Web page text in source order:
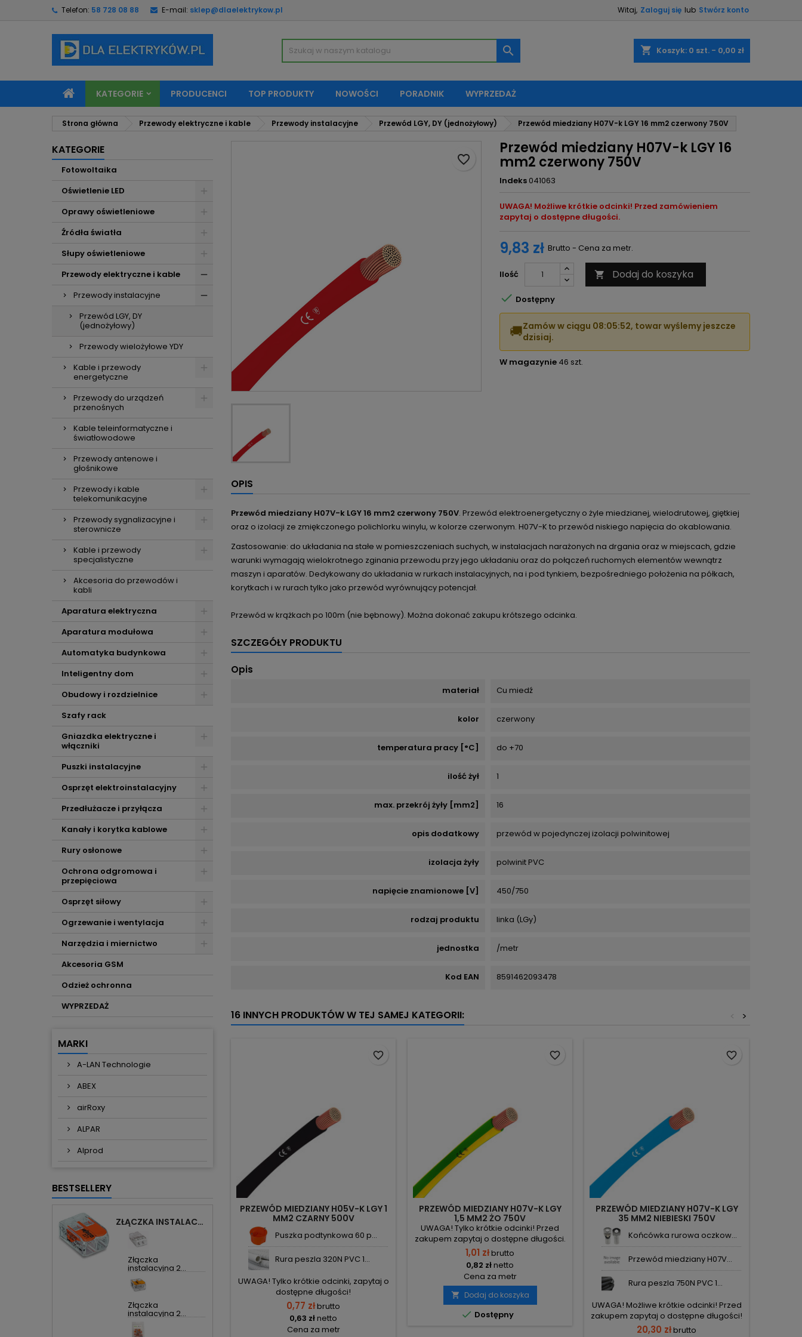
Telefon: 58 728 08 88 E-mail: sklep@dlaelektrykow.pl Witaj, Zaloguj się lub Stwórz konto
shopping_cart Koszyk: 0 szt. - 0,00 zł

KATEGORIE PRODUCENCI TOP PRODUKTY NOWOŚCI PORADNIK WYPRZEDAŻ
Strona główna Przewody elektryczne i kable Przewody instalacyjne Przewód LGY, DY (jednożyłowy) Przewód miedziany H07V-k LGY 16 mm2 czerwony 750V
KATEGORIE
Fotowoltaika
Oświetlenie LED
Oprawy oświetleniowe
Źródła światła
Słupy oświetleniowe
Przewody elektryczne i kable
Przewody instalacyjne
Przewód LGY, DY
(jednożyłowy)
Przewody wielożyłowe YDY
Kable i przewody
energetyczne
Przewody do urządzeń
przenośnych
Kable teleinformatyczne i
światłowodowe
Przewody antenowe i
głośnikowe
Przewody i kable
telekomunikacyjne
Przewody sygnalizacyjne i
sterownicze
Kable i przewody
specjalistyczne
Akcesoria do przewodów i
kabli
Aparatura elektryczna
Aparatura modułowa
Automatyka budynkowa
Inteligentny dom
Obudowy i rozdzielnice
Szafy rack
Gniazdka elektryczne i
włączniki
Puszki instalacyjne
Osprzęt elektroinstalacyjny
Przedłużacze i przyłącza
Kanały i korytka kablowe
Rury osłonowe
Ochrona odgromowa i
przepięciowa
Osprzęt siłowy
Ogrzewanie i wentylacja
Narzędzia i miernictwo
Akcesoria GSM
Odzież ochronna
WYPRZEDAŻ
MARKI
A-LAN Technologie
ABEX
airRoxy
ALPAR
Alprod
BESTSELLERY
ZŁĄCZKA INSTALACYJNA 2X UNIWERSALNA COMPACT 221-412 WAGO
Złączka
instalacyjna 2...
Złączka
instalacyjna 2...
Przewód miedziany H07V-k LGY 16
mm2 czerwony 750V
Indeks 041063
UWAGA! Możliwe krótkie odcinki! Przed zamówieniem
zapytaj o dostępne długości.
9,83 zł Brutto - Cena za metr.
Ilość  Dodaj do koszyka
favorite_border
 Dostępny
🚚Zamów w ciągu 08:05:51, towar wyślemy jeszcze
dzisiaj.
W magazynie 46 szt.
OPIS
Przewód miedziany H07V-k LGY 16 mm2 czerwony 750V. Przewód elektroenergetyczny o żyle miedzianej, wielodrutowej, giętkiej
oraz o izolacji ze zmiękczonego polichlorku winylu, w kolorze czerwonym. H07V-K to przewód niskiego napięcia do okablowania.
Zastosowanie: do układania na stałe w pomieszczeniach suchych, w instalacjach narażonych na drgania oraz w miejscach, gdzie
warunki wymagają wielokrotnego zginania przewodu przy jego układaniu oraz do połączeń ruchomych elementów wewnątrz
maszyn i aparatów. Dedykowany do układania w rurkach instalacyjnych, na i pod tynkiem, bezpośredniego położenia na półkach,
korytkach i w rurach tylko jako przewód wyrównujący potencjał.
Przewód w krążkach po 100m (nie bębnowy). Można dokonać zakupu krótszego odcinka.
SZCZEGÓŁY PRODUKTU
Opis
materiał Cu miedź
kolor czerwony
temperatura pracy [°C] do +70
ilość żył 1
max. przekrój żyły [mm2] 16
opis dodatkowy przewód w pojedynczej izolacji polwinitowej
izolacja żyły polwinit PVC
napięcie znamionowe [V] 450/750
rodzaj produktu linka (LGy)
jednostka /metr
Kod EAN 8591462093478
16 INNYCH PRODUKTÓW W TEJ SAMEJ KATEGORII: >
<
PRZEWÓD MIEDZIANY H05V-K LGY 1
MM2 CZARNY 500V
Puszka podtynkowa 60 p...
Rura peszla 320N PVC 1...
UWAGA! Tylko krótkie odcinki, zapytaj o
dostępne długości!
0,77 złbrutto
0,63 złnetto
Cena za metr
favorite_border
PRZEWÓD MIEDZIANY H07V-K LGY
1,5 MM2 ŻO 750V
UWAGA! Tylko krótkie odcinki! Przed
zakupem zapytaj o dostępne długości.
1,01 złbrutto
0,82 złnetto
Cena za metr
 Dodaj do koszyka
 Dostępny
favorite_border
PRZEWÓD MIEDZIANY H07V-K LGY
35 MM2 NIEBIESKI 750V
Końcówka rurowa oczkow...
Przewód miedziany H07V...
Rura peszla 750N PVC 1...
UWAGA! Możliwe krótkie odcinki! Przed
zakupem zapytaj o dostępne długości!
20,30 złbrutto
favorite_border
Moje listy życzeń
Utwórz nową listę
Utwórz listę życzeń
Utwórz listę życzeń
Zaloguj się
Musisz być zalogowany by zapisać produkty na swojej liście życzeń.